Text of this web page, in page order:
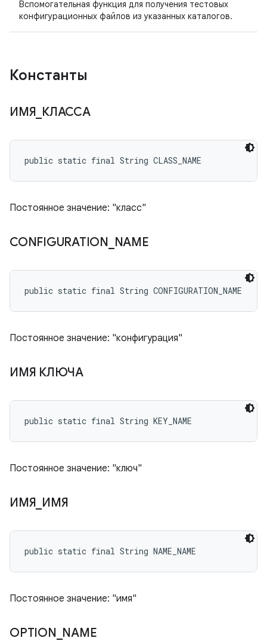
Вспомогательная функция для получения тестовых
конфигурационных файлов из указанных каталогов.
Константы
ИМЯ КЛАССА
public static final String CLASS_NAME
Постоянное значение: "класс"
CONFIGURATION NAME
public static final String CONFIGURATION_NAME
Постоянное значение: "конфигурация"
ИМЯ КЛЮЧА
public static final String KEY_NAME
Постоянное значение: "ключ"
ИМЯ ИМЯ
public static final String NAME_NAME
Постоянное значение: "имя"
OPTION NAME